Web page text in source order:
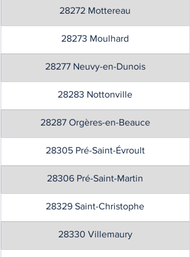
28272 Mottereau
28273 Moulhard
28277 Neuvy-en-Dunois
28283 Nottonville
28287 Orgères-en-Beauce
28305 Pré-Saint-Évroult
28306 Pré-Saint-Martin
28329 Saint-Christophe
28330 Villemaury